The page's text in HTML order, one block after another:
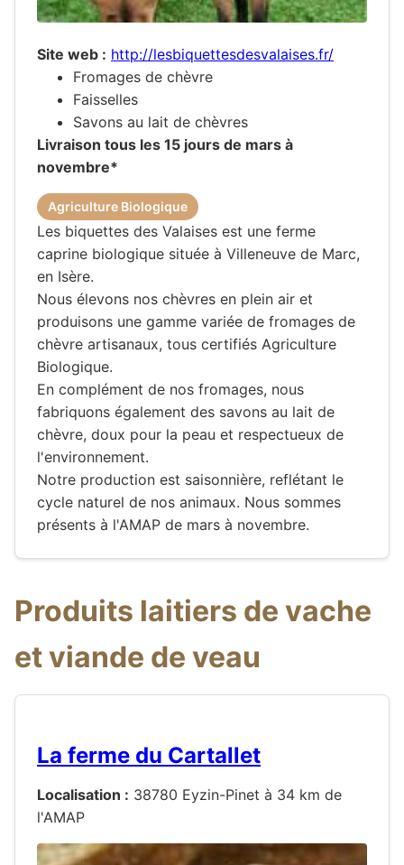
Site web : http://lesbiquettesdesvalaises.fr/
Fromages de chèvre
Faisselles
Savons au lait de chèvres
Livraison tous les 15 jours de mars à
novembre*
Agriculture Biologique
Les biquettes des Valaises est une ferme
caprine biologique située à Villeneuve de Marc,
en Isère.
Nous élevons nos chèvres en plein air et
produisons une gamme variée de fromages de
chèvre artisanaux, tous certifiés Agriculture
Biologique.
En complément de nos fromages, nous
fabriquons également des savons au lait de
chèvre, doux pour la peau et respectueux de
l'environnement.
Notre production est saisonnière, reflétant le
cycle naturel de nos animaux. Nous sommes
présents à l'AMAP de mars à novembre.
Produits laitiers de vache
et viande de veau
La ferme du Cartallet
Localisation : 38780 Eyzin-Pinet à 34 km de
l'AMAP